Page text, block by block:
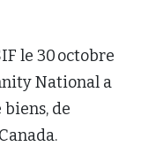
le 30 octobre
National a
biens, de